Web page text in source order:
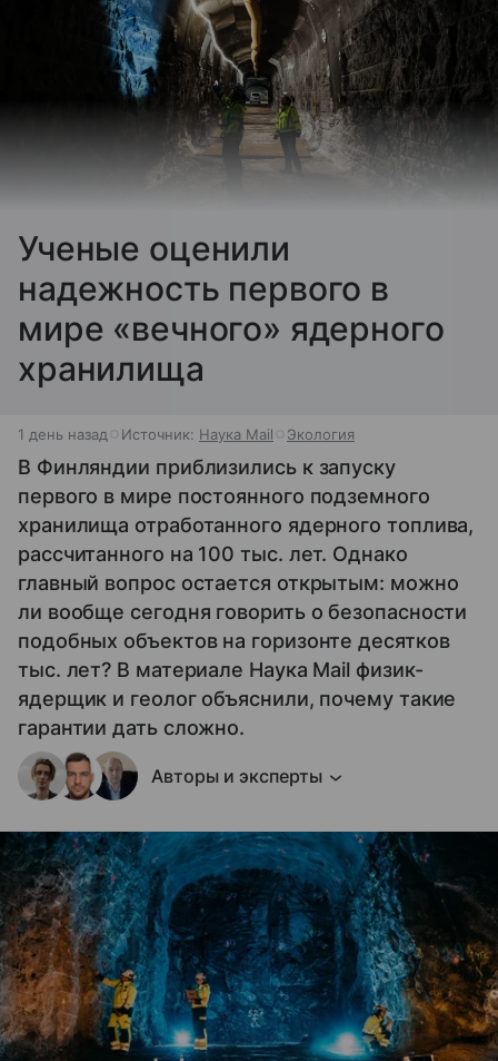
Ученые оценили
надежность первого в
мире «вечного» ядерного
хранилища
1 день назад Источник: Наука Mail Экология
В Финляндии приблизились к запуску
первого в мире постоянного подземного
хранилища отработанного ядерного топлива,
рассчитанного на 100 тыс. лет. Однако
главный вопрос остается открытым: можно
ли вообще сегодня говорить о безопасности
подобных объектов на горизонте десятков
тыс. лет? В материале Наука Mail физик-
ядерщик и геолог объяснили, почему такие
гарантии дать сложно.
Авторы и эксперты